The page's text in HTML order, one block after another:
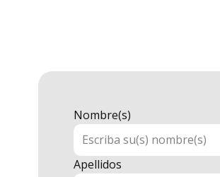
Nombre(s)
Apellidos